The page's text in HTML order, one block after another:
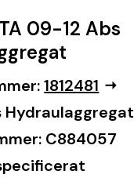
09-12 Abs
1812481
Hydraulaggregat
C884057